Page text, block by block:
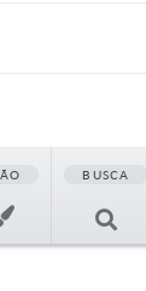
BUSCA